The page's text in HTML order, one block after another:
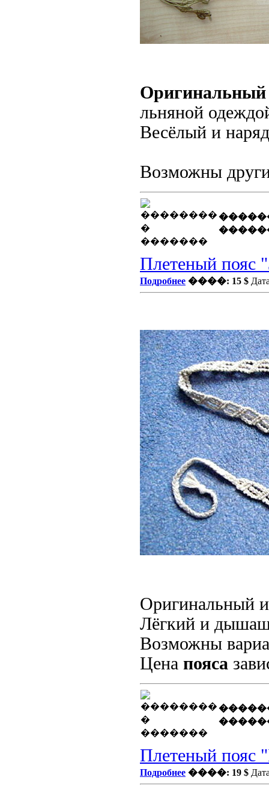
Оригинальный
льняной
Весёлый и
Возможны
Плетеный пояс
Подробнее ����: 15 $
Оригинальный
Лёгкий и
Возможны
Цена пояса
Плетеный пояс
Подробнее ����: 19 $